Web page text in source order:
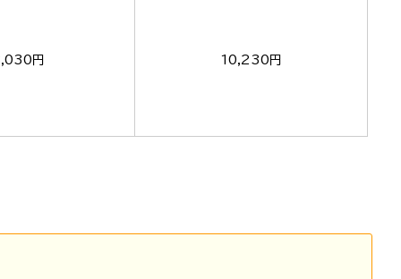
円 10,230円